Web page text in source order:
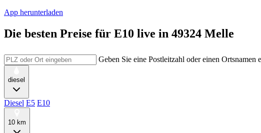
App herunterladen
Die besten Preise für E10 live in 49324 Melle
Geben Sie eine Postleitzahl oder einen
diesel
Diesel E5 E10
10 km